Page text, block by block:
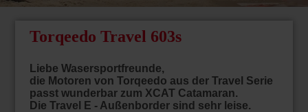
Torqeedo Travel 603s
Liebe Wasersportfreunde,
die Motoren von Torqeedo aus der Travel Serie
passt wunderbar zum XCAT Catamaran.
Die Travel E - Außenborder sind sehr leise.